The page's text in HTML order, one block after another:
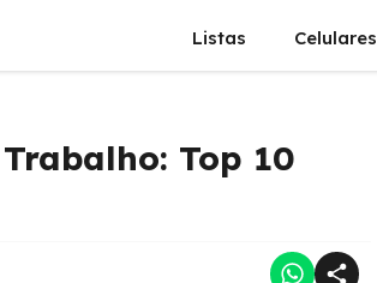
Listas Celulares
Top 10